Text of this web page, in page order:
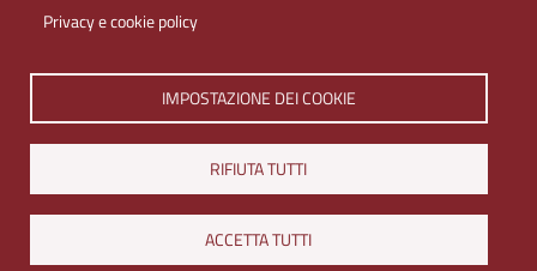
Privacy e cookie policy
IMPOSTAZIONE DEI COOKIE
RIFIUTA TUTTI
ACCETTA TUTTI
Università di Napoli L'Orientale. Palazzo Du Mesnil -
Via Chiatamone 61/62 - 80121 Napoli
Tel. +390816909000 | Partita IVA 00297640633 | PEC:
ateneo@pec.unior.it
Iscrizione al REA - CCIAA di Napoli n. NA-1112377